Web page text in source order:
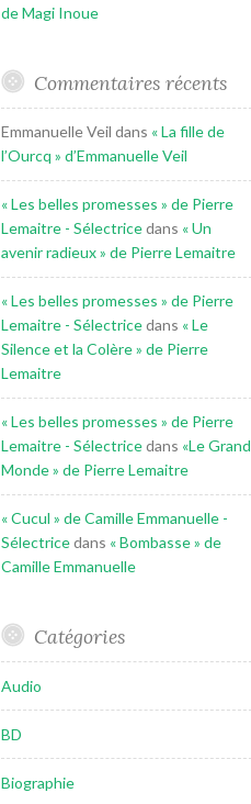
de Magi Inoue
Commentaires récents
Emmanuelle Veil dans « La fille de
l’Ourcq » d’Emmanuelle Veil
« Les belles promesses » de Pierre
Lemaitre - Sélectricedans « Un
avenir radieux » de Pierre Lemaitre
« Les belles promesses » de Pierre
Lemaitre - Sélectricedans « Le
Silence et la Colère » de Pierre
Lemaitre
« Les belles promesses » de Pierre
Lemaitre - Sélectricedans «Le Grand
Monde » de Pierre Lemaitre
« Cucul » de Camille Emmanuelle -
Sélectricedans « Bombasse » de
Camille Emmanuelle
Catégories
Audio
BD
Biographie